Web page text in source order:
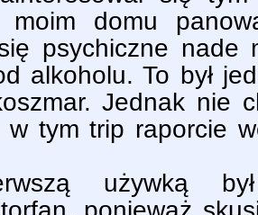
domu
psychiczne nade
alkoholu. To był
Jednak nie
w tym trip raporcie
używką